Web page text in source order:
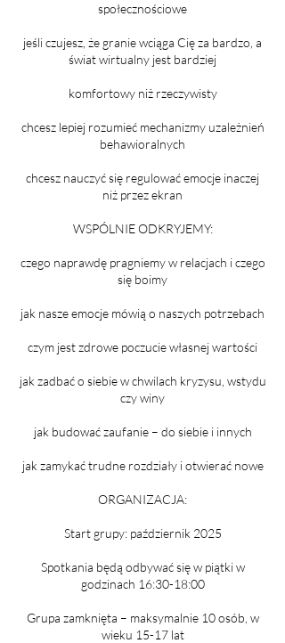
społecznościowe
jeśli czujesz, że granie wciąga Cię za bardzo, a
świat wirtualny jest bardziej
komfortowy niż rzeczywisty
chcesz lepiej rozumieć mechanizmy uzależnień
behawioralnych
chcesz nauczyć się regulować emocje inaczej
niż przez ekran
WSPÓLNIE ODKRYJEMY:
czego naprawdę pragniemy w relacjach i czego
się boimy
jak nasze emocje mówią o naszych potrzebach
czym jest zdrowe poczucie własnej wartości
jak zadbać o siebie w chwilach kryzysu, wstydu
czy winy
jak budować zaufanie – do siebie i innych
jak zamykać trudne rozdziały i otwierać nowe
ORGANIZACJA:
Start grupy: październik 2025
Spotkania będą odbywać się w piątki w
godzinach 16:30-18:00
Grupa zamknięta – maksymalnie 10 osób, w
wieku 15-17 lat